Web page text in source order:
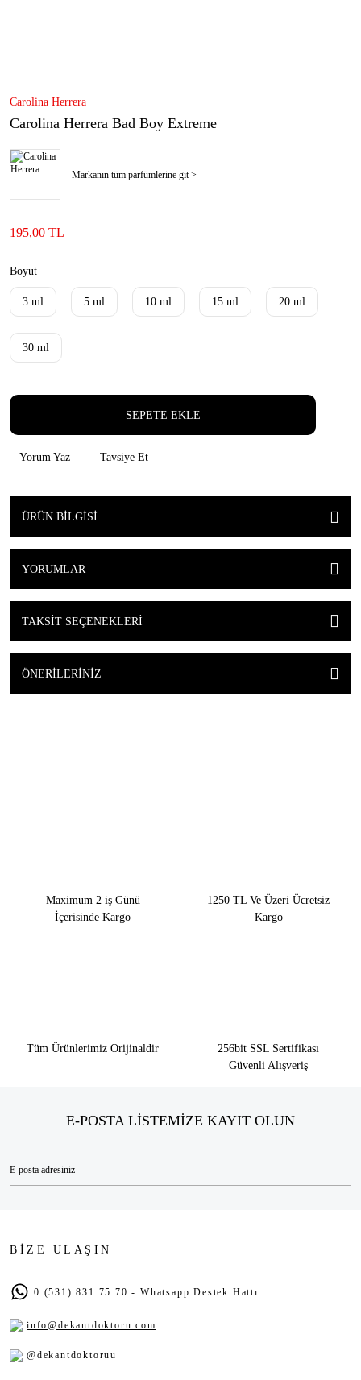
Carolina Herrera
Carolina Herrera Bad Boy Extreme
Markanın tüm parfümlerine git >
195,00 TL
Boyut
3 ml 5 ml 10 ml 15 ml 20 ml
30 ml
SEPETE EKLE
Yorum Yaz Tavsiye Et
ÜRÜN BILGISI
YORUMLAR
TAKSIT SEÇENEKLERI
ÖNERILERINIZ
Maximum 2 iş Günü
İçerisinde Kargo
1250 TL Ve Üzeri Ücretsiz
Kargo
Tüm Ürünlerimiz Orijinaldir
256bit SSL Sertifikası
Güvenli Alışveriş
E-POSTA LİSTEMİZE KAYIT OLUN
BİZE ULAŞIN
0 (531) 831 75 70 - Whatsapp Destek Hattı
info@dekantdoktoru.com
@dekantdoktoruu